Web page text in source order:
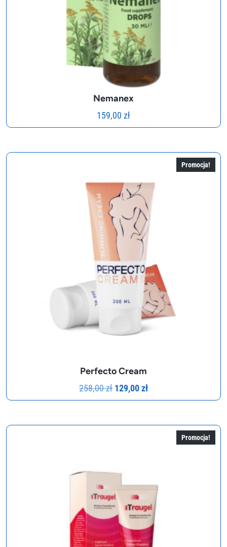
Nemanex
159,00 zł
Promocja!
Perfecto Cream
258,00zł Pierwotna
cena
258,00 zł.
129,00złAktualna
cena
129,00 zł.
Promocja!